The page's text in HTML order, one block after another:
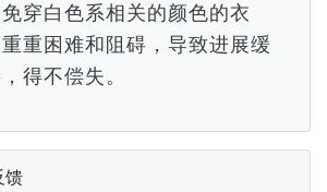
穿白色系相关的颜色的衣
重困难和阻碍，导致进展缓
得不偿失。
馈